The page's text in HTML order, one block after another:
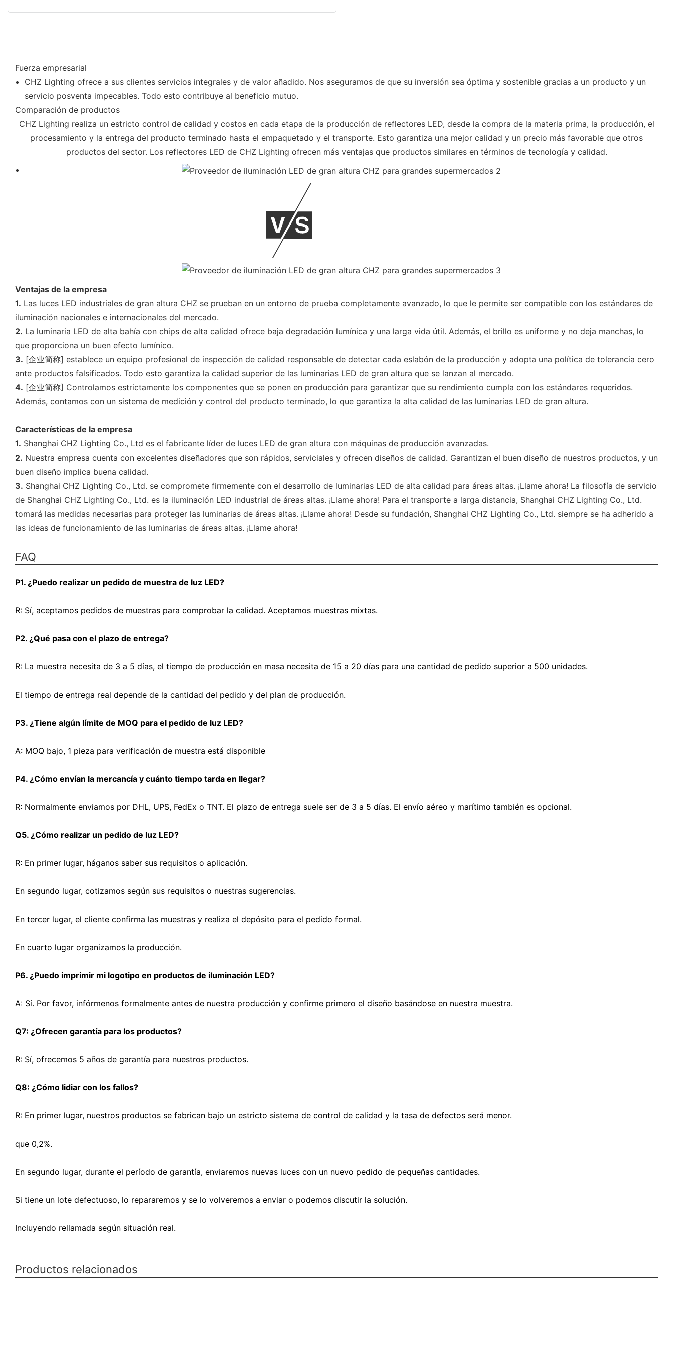
Fuerza empresarial
CHZ Lighting ofrece a sus clientes servicios integrales y de valor añadido. Nos aseguramos de que su inversión sea óptima y sostenible gracias a un producto y un
servicio posventa impecables. Todo esto contribuye al beneficio mutuo.
Comparación de productos
CHZ Lighting realiza un estricto control de calidad y costos en cada etapa de la producción de reflectores LED, desde la compra de la materia prima, la producción, el
procesamiento y la entrega del producto terminado hasta el empaquetado y el transporte. Esto garantiza una mejor calidad y un precio más favorable que otros
productos del sector. Los reflectores LED de CHZ Lighting ofrecen más ventajas que productos similares en términos de tecnología y calidad.
Ventajas de la empresa
1. Las luces LED industriales de gran altura CHZ se prueban en un entorno de prueba completamente avanzado, lo que le permite ser compatible con los estándares de
iluminación nacionales e internacionales del mercado.
2. La luminaria LED de alta bahía con chips de alta calidad ofrece baja degradación lumínica y una larga vida útil. Además, el brillo es uniforme y no deja manchas, lo
que proporciona un buen efecto lumínico.
3. [企业简称] establece un equipo profesional de inspección de calidad responsable de detectar cada eslabón de la producción y adopta una política de tolerancia cero
ante productos falsificados. Todo esto garantiza la calidad superior de las luminarias LED de gran altura que se lanzan al mercado.
4. [企业简称] Controlamos estrictamente los componentes que se ponen en producción para garantizar que su rendimiento cumpla con los estándares requeridos.
Además, contamos con un sistema de medición y control del producto terminado, lo que garantiza la alta calidad de las luminarias LED de gran altura.
Características de la empresa
1. Shanghai CHZ Lighting Co., Ltd es el fabricante líder de luces LED de gran altura con máquinas de producción avanzadas.
2. Nuestra empresa cuenta con excelentes diseñadores que son rápidos, serviciales y ofrecen diseños de calidad. Garantizan el buen diseño de nuestros productos, y un
buen diseño implica buena calidad.
3. Shanghai CHZ Lighting Co., Ltd. se compromete firmemente con el desarrollo de luminarias LED de alta calidad para áreas altas. ¡Llame ahora! La filosofía de servicio
de Shanghai CHZ Lighting Co., Ltd. es la iluminación LED industrial de áreas altas. ¡Llame ahora! Para el transporte a larga distancia, Shanghai CHZ Lighting Co., Ltd.
tomará las medidas necesarias para proteger las luminarias de áreas altas. ¡Llame ahora! Desde su fundación, Shanghai CHZ Lighting Co., Ltd. siempre se ha adherido a
las ideas de funcionamiento de las luminarias de áreas altas. ¡Llame ahora!
FAQ
P1. ¿Puedo realizar un pedido de muestra de luz LED?
R: Sí, aceptamos pedidos de muestras para comprobar la calidad. Aceptamos muestras mixtas.
P2. ¿Qué pasa con el plazo de entrega?
R: La muestra necesita de 3 a 5 días, el tiempo de producción en masa necesita de 15 a 20 días para una cantidad de pedido superior a 500 unidades.
El tiempo de entrega real depende de la cantidad del pedido y del plan de producción.
P3. ¿Tiene algún límite de MOQ para el pedido de luz LED?
A: MOQ bajo, 1 pieza para verificación de muestra está disponible
P4. ¿Cómo envían la mercancía y cuánto tiempo tarda en llegar?
R: Normalmente enviamos por DHL, UPS, FedEx o TNT. El plazo de entrega suele ser de 3 a 5 días. El envío aéreo y marítimo también es opcional.
Q5. ¿Cómo realizar un pedido de luz LED?
R: En primer lugar, háganos saber sus requisitos o aplicación.
En segundo lugar, cotizamos según sus requisitos o nuestras sugerencias.
En tercer lugar, el cliente confirma las muestras y realiza el depósito para el pedido formal.
En cuarto lugar organizamos la producción.
P6. ¿Puedo imprimir mi logotipo en productos de iluminación LED?
A: Sí. Por favor, infórmenos formalmente antes de nuestra producción y confirme primero el diseño basándose en nuestra muestra.
Q7: ¿Ofrecen garantía para los productos?
R: Sí, ofrecemos 5 años de garantía para nuestros productos.
Q8: ¿Cómo lidiar con los fallos?
R: En primer lugar, nuestros productos se fabrican bajo un estricto sistema de control de calidad y la tasa de defectos será menor.
que 0,2%.
En segundo lugar, durante el período de garantía, enviaremos nuevas luces con un nuevo pedido de pequeñas cantidades.
Si tiene un lote defectuoso, lo repararemos y se lo volveremos a enviar o podemos discutir la solución.
Incluyendo rellamada según situación real.
Productos relacionados